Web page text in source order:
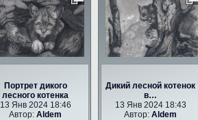
Портрет дикого
лесного котенка
13 Янв 2024 18:46
Автор:Aldem
Дикий лесной котенок
в…
13 Янв 2024 18:43
Автор:Aldem